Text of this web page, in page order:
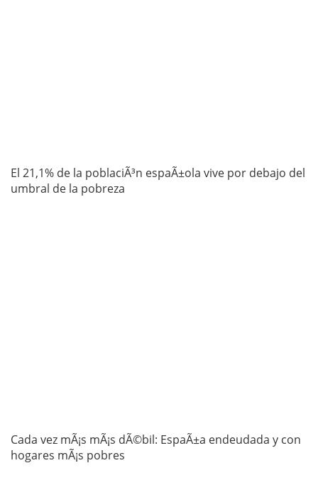
El 21,1% de la poblaciÃ³n espaÃ±ola vive por debajo del
umbral de la pobreza
Cada vez mÃ¡s mÃ¡s dÃ©bil: EspaÃ±a endeudada y con
hogares mÃ¡s pobres